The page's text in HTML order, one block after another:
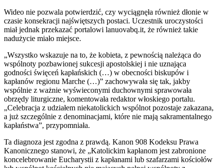
Wideo nie pozwala potwierdzić, czy wyciągnęła również dłonie w
czasie konsekracji najświętszych postaci. Uczestnik uroczystości
miał jednak przekazać portalowi lanuovabq.it, że również takie
nadużycie miało miejsce.
„Wszystko wskazuje na to, że kobieta, z pewnością należąca do
wspólnoty pozbawionej sukcesji apostolskiej i nie uznająca
godności święceń kapłańskich (…) w obecności biskupów i
kapłanów regionu Marche (…)” zachowywała się tak, jakby
wspólnie z ważnie wyświeconymi duchownymi sprawowała
obrzędy liturgiczne, komentowała redaktor włoskiego portalu.
„Celebracja z udziałem niekatolickich wspólnot pozostaje zakazana,
a już szczególnie z denominacjami, które nie mają sakramentalnego
kapłaństwa”, przypomniała.
Ta diagnoza jest zgodna z prawdą. Kanon 908 Kodeksu Prawa
Kanonicznego stanowi, że „Katolickim kapłanom jest zabronione
koncelebrowanie Eucharystii z kapłanami lub szafarzami kościołów